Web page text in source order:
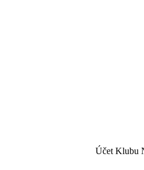
Účet Klubu